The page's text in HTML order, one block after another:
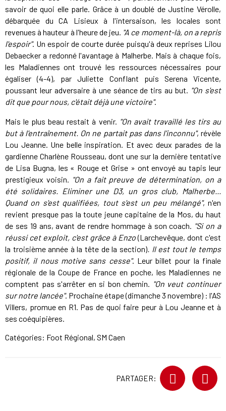
savoir de quoi elle parle. Grâce à un doublé de Justine Vérolle,
débarquée du CA Lisieux à l'intersaison, les locales sont
revenues à hauteur à l'heure de jeu. "A ce moment-là, on a repris
l'espoir". Un espoir de courte durée puisqu'à deux reprises Lilou
Debaecker a redonné l'avantage à Malherbe. Mais à chaque fois,
les Maladiennes ont trouvé les ressources nécessaires pour
égaliser (4-4), par Juliette Conflant puis Serena Vicente,
poussant leur adversaire à une séance de tirs au but. "On s'est
dit que pour nous, c'était déjà une victoire".
Mais le plus beau restait à venir. "On avait travaillé les tirs au
but à l'entraînement. On ne partait pas dans l'inconnu", révèle
Lou Jeanne. Une belle inspiration. Et avec deux parades de la
gardienne Charlène Rousseau, dont une sur la dernière tentative
de Lisa Bugna, les « Rouge et Grise » ont envoyé au tapis leur
prestigieux voisin. "On a fait preuve de détermination, on a
été solidaires. Eliminer une D3, un gros club, Malherbe...
Quand on s'est qualifiées, tout s'est un peu mélangé", n'en
revient presque pas la toute jeune capitaine de la Mos, du haut
de ses 19 ans, avant de rendre hommage à son coach. "Si on a
réussi cet exploit, c'est grâce à Enzo(Larchevêque, dont c'est
la troisième année à la tête de la section). Il est tout le temps
positif, il nous motive sans cesse". Leur billet pour la finale
régionale de la Coupe de France en poche, les Maladiennes ne
comptent pas s'arrêter en si bon chemin. "On veut continuer
sur notre lancée". Prochaine étape (dimanche 3 novembre) : l'AS
Villers, promue en R1. Pas de quoi faire peur à Lou Jeanne et à
ses coéquipières.
Catégories: Foot Régional, SM Caen
PARTAGER: